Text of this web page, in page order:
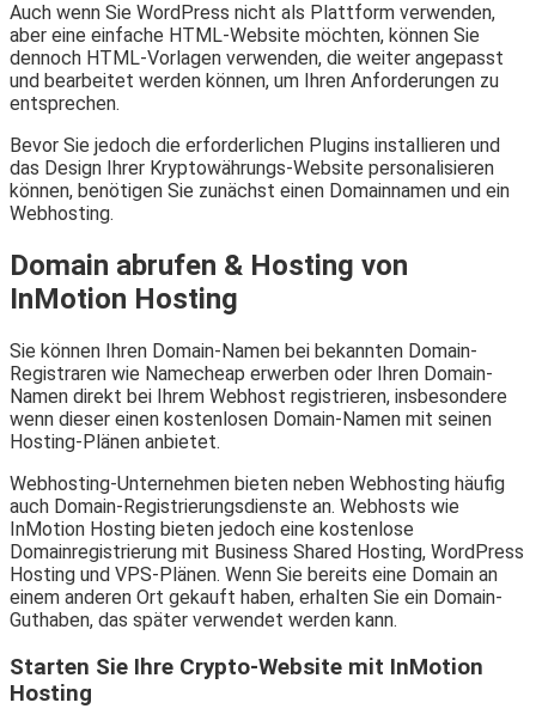
Auch wenn Sie WordPress nicht als Plattform verwenden,
aber eine einfache HTML-Website möchten, können Sie
dennoch HTML-Vorlagen verwenden, die weiter angepasst
und bearbeitet werden können, um Ihren Anforderungen zu
entsprechen.
Bevor Sie jedoch die erforderlichen Plugins installieren und
das Design Ihrer Kryptowährungs-Website personalisieren
können, benötigen Sie zunächst einen Domainnamen und ein
Webhosting.
Domain abrufen & Hosting von
InMotion Hosting
Sie können Ihren Domain-Namen bei bekannten Domain-
Registraren wie Namecheap erwerben oder Ihren Domain-
Namen direkt bei Ihrem Webhost registrieren, insbesondere
wenn dieser einen kostenlosen Domain-Namen mit seinen
Hosting-Plänen anbietet.
Webhosting-Unternehmen bieten neben Webhosting häufig
auch Domain-Registrierungsdienste an. Webhosts wie
InMotion Hosting bieten jedoch eine kostenlose
Domainregistrierung mit Business Shared Hosting, WordPress
Hosting und VPS-Plänen. Wenn Sie bereits eine Domain an
einem anderen Ort gekauft haben, erhalten Sie ein Domain-
Guthaben, das später verwendet werden kann.
Starten Sie Ihre Crypto-Website mit InMotion
Hosting